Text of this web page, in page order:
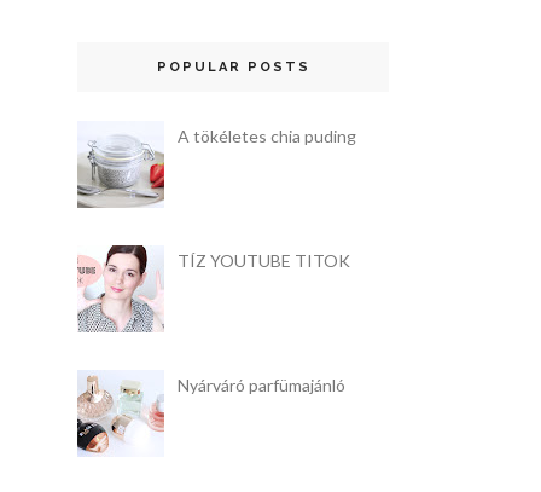
POPULAR POSTS
A tökéletes chia puding
TÍZ YOUTUBE TITOK
Nyárváró parfümajánló